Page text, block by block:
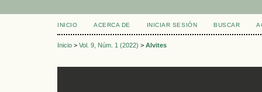
INICIO ACERCA DE INICIAR SESIÓN BUSCAR
Inicio > Vol. 9, Núm. 1 (2022) > Alvites